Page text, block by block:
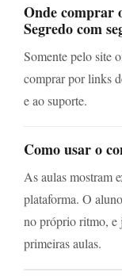
Onde comprar
Segredo com
Somente pelo site
comprar por links
e ao suporte.
Como usar o
As aulas mostram
plataforma. O
no próprio ritmo, e
primeiras aulas.